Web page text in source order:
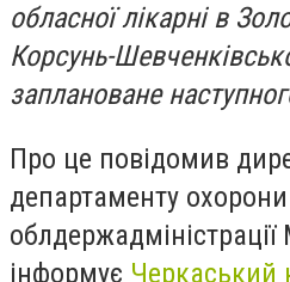
обласної лікарні в
Корсунь-
заплановане
Про це повідомив
департаменту охорони
інформує Черкаський